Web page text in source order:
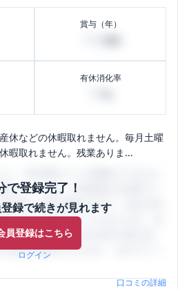
賞与（年）
有休消化率
休などの休暇取れません。毎月土曜
暇取れません。残業ありま...
で登録完了！
録で続きが見れます
員登録はこちら
ログイン
シーハブ)は、女性限定の企業口コ
与面・女性の働きやすさ・会社の評
にすべき点がたくさんあります。先
ミを通して、本当の会社の姿を知
悩みを解消するために、ぜひサイト
口コミの詳細